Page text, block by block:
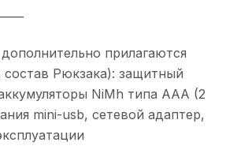
прилагаются
состав Рюкзака): защитный
NiMh типа ААА (2
mini-usb, сетевой адаптер,